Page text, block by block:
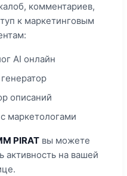
комментариев,
к маркетинговым
AI онлайн
описаний
маркетологами
PIRATвы можете
активность на вашей